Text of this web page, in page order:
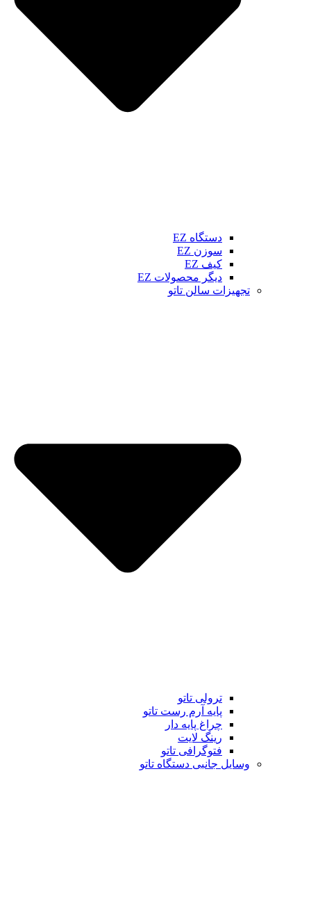
دستگاه EZ
سوزن EZ
کیف EZ
دیگر محصولات EZ
تجهیزات سالن تاتو
ترولی تاتو
پایه آرم رست تاتو
چراغ پایه دار
رینگ لایت
فتوگرافی تاتو
وسایل جانبی دستگاه تاتو